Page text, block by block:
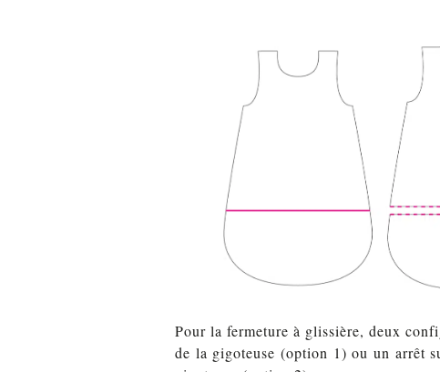
Pour la fermeture à glissière, deux
de la gigoteuse (option 1) ou un arrêt